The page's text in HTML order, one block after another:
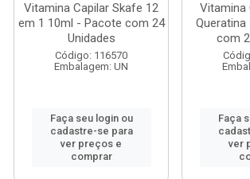
Vitamina Capilar Skafe 12
em 1 10ml - Pacote com 24
Unidades
Código: 116570
Embalagem: UN
Faça seu login ou
cadastre-se para
ver preços e
comprar
Vitamina
com
Faça
ver